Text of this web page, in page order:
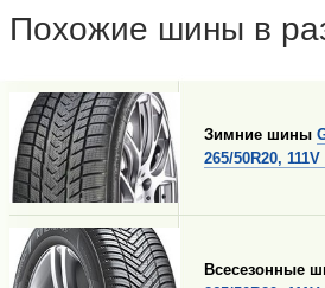
Похожие шины в
Зимние шины
265/50R20,
Всесезонные